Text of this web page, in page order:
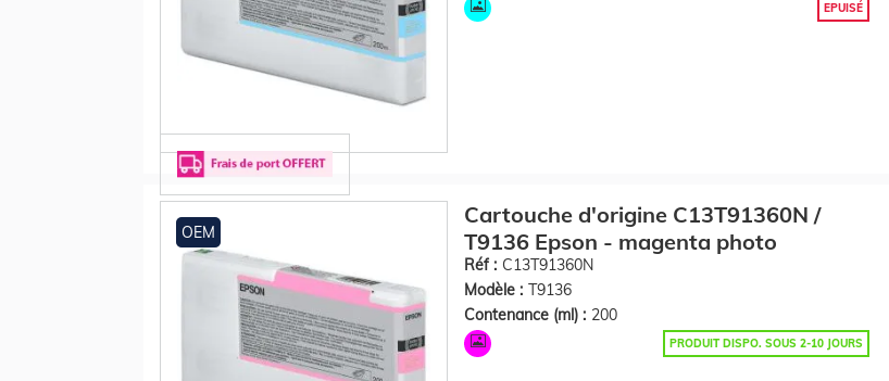
EPUISÉ
OEM
Cartouche d'origine C13T91360N /
T9136 Epson - magenta photo
Réf : C13T91360N
Modèle : T9136
Contenance (ml) : 200
PRODUIT DISPO. SOUS 2-10 JOURS